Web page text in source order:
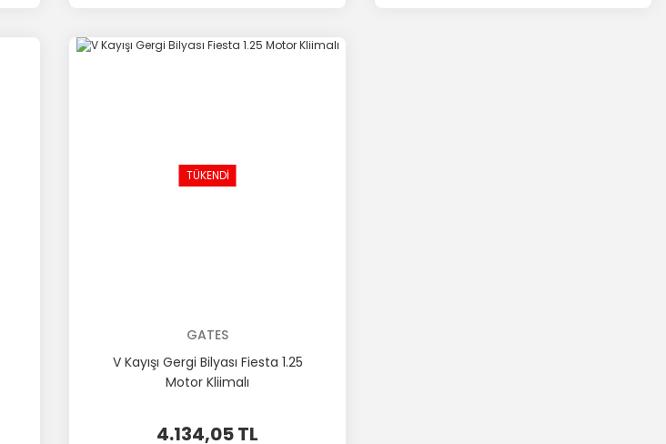
TÜKENDİ
GATES
V Kayışı Gergi Bilyası Fiesta 1.25
Motor Kliimalı
4.134,05 TL